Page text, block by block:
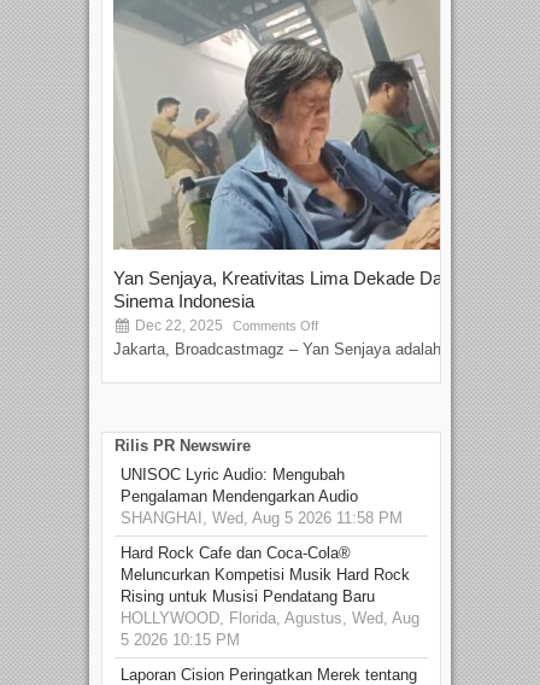
Yan Senjaya, Kreativitas Lima Dekade Dalam
Sinema Indonesia
Dec 22, 2025 Comments Off
Jakarta, Broadcastmagz – Yan Senjaya adalah...
Rilis PR Newswire
UNISOC Lyric Audio: Mengubah
Pengalaman Mendengarkan Audio
SHANGHAI, Wed, Aug 5 2026 11:58 PM
Hard Rock Cafe dan Coca-Cola®
Meluncurkan Kompetisi Musik Hard Rock
Rising untuk Musisi Pendatang Baru
HOLLYWOOD, Florida, Agustus, Wed, Aug
5 2026 10:15 PM
Laporan Cision Peringatkan Merek tentang